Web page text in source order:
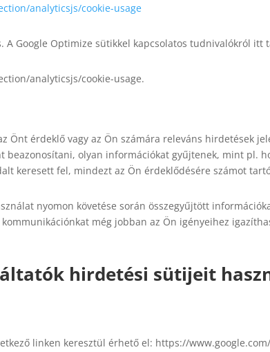
analyticsjs/cookie-usage
Google Optimize sütikkel kapcsolatos tudnivalókról itt
analyticsjs/cookie-usage.
Önt érdeklő vagy az Ön számára releváns hirdetések
olyan információkat gyűjtenek, mint pl.
keresett fel, mindezt az Ön érdeklődésére számot
nyomon követése során összegyűjtött
még jobban az Ön igényeihez
hirdetési sütijeit
linken keresztül érhető el: https://